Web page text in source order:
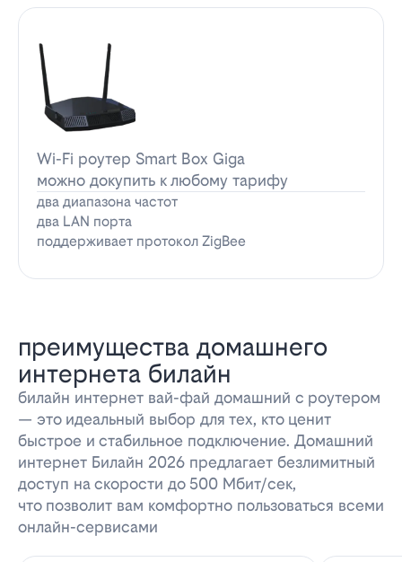
Wi-Fi роутер Smart Box Giga
можно докупить к любому тарифу
два диапазона частот
два LAN порта
поддерживает протокол ZigBee
преимущества домашнего
интернета билайн
билайн интернет вай-фай домашний с роутером
— это идеальный выбор для тех, кто ценит
быстрое и стабильное подключение. Домашний
интернет Билайн 2026 предлагает безлимитный
доступ на скорости до 500 Мбит/сек,
что позволит вам комфортно пользоваться всеми
онлайн-сервисами